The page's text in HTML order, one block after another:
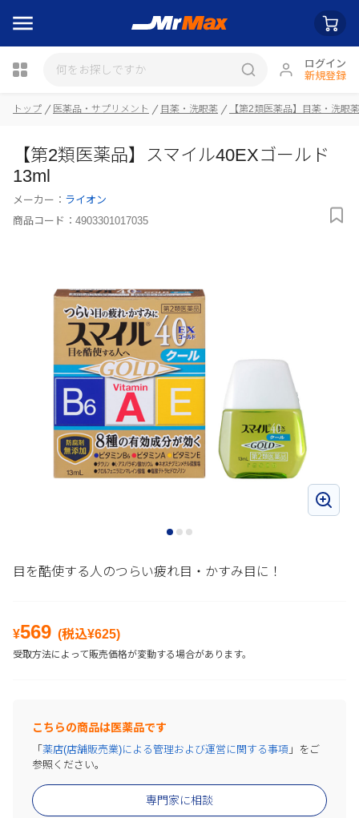
ログイン
新規登録
トップ 医薬品・サプリメント 目薬・洗眼薬 【第2類医薬品】目薬・洗眼薬
【第2類医薬品】スマイル40EXゴールド
13ml
メーカー： ライオン
商品コード： 4903301017035
目を酷使する人のつらい疲れ目・かすみ目に！
¥569 (税込¥625)
受取方法によって販売価格が変動する場合があります。
こちらの商品は医薬品です
専門家に相談
「 薬店(店舗販売業)による管理および運営に関する事項 」をご
参照ください。